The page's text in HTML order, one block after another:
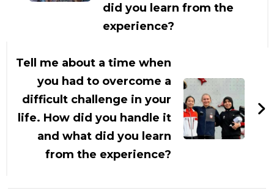
did you learn from the
experience?
Tell me about a time when
you had to overcome a
difficult challenge in your
life. How did you handle it
and what did you learn
from the experience?